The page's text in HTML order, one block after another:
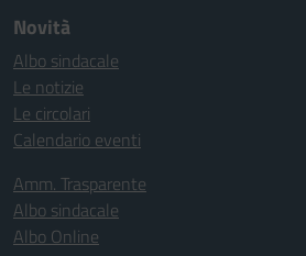
Novità
Albo sindacale
Le notizie
Le circolari
Calendario eventi
Amm. Trasparente
Albo sindacale
Albo Online